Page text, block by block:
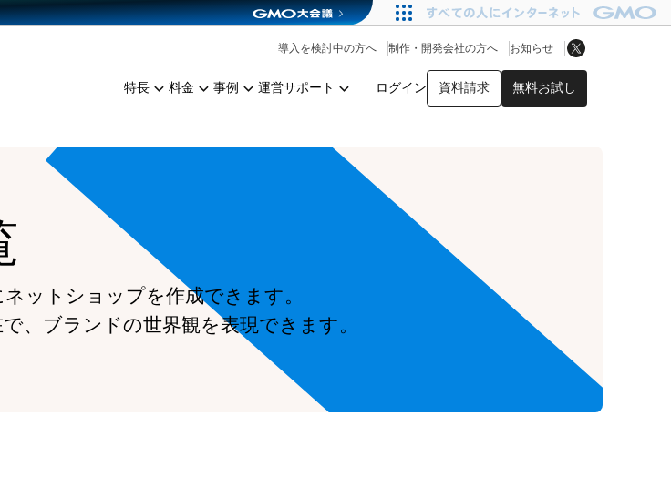
特長 料金 事例 運営サポート ログイン 資料請求 無料お試し
導入を検討中の方へ 制作・開発会社の方へ お知らせ
雑貨販売 アプリストア
料金シミュレーション
コミュニティイベントCarty
ットショップを作成できます。
、ブランドの世界観を表現できます。